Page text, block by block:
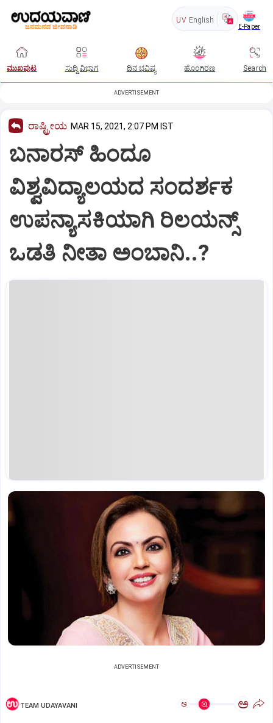
UV English
E-Paper
ಮುಖಪುಟ ಸುದ್ದಿ ವಿಭಾಗ ದಿನ ಭವಿಷ್ಯ ಹೊಂಗಿರಣ Search
ADVERTISEMENT
ರಾಷ್ಟ್ರೀಯ MAR 15, 2021, 2:07 PM IST
ಬನಾರಸ್ ಹಿಂದೂ
ವಿಶ್ವವಿದ್ಯಾಲಯದ ಸಂದರ್ಶಕ
ಉಪನ್ಯಾಸಕಿಯಾಗಿ ರಿಲಯನ್ಸ್
ಒಡತಿ ನೀತಾ ಅಂಬಾನಿ..?
ADVERTISEMENT
TEAM UDAYAVANI ಅ ಅ